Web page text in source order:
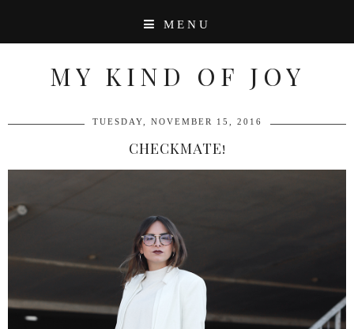
MENU
MY KIND OF JOY
TUESDAY, NOVEMBER 15, 2016
CHECKMATE!